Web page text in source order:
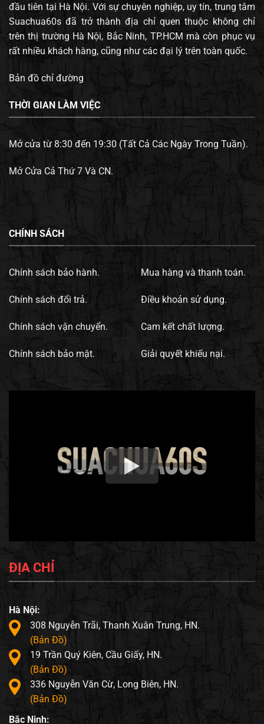
đầu tiên tại Hà Nội. Với sự chuyên nghiệp, uy tín, trung tâm
Suachua60s đã trở thành địa chỉ quen thuộc không chỉ
trên thị trường Hà Nội, Bắc Ninh, TP.HCM mà còn phục vụ
rất nhiều khách hàng, cũng như các đại lý trên toàn quốc.
Bản đồ chỉ đường
THỜI GIAN LÀM VIỆC
Mở cửa từ 8:30 đến 19:30 (Tất Cả Các Ngày Trong Tuần).
Mở Cửa Cả Thứ 7 Và CN.
CHÍNH SÁCH
Chính sách bảo hành.
Chính sách đổi trả.
Chính sách vận chuyển.
Chính sách bảo mật.
Mua hàng và thanh toán.
Điều khoản sử dụng.
Cam kết chất lượng.
Giải quyết khiếu nại.
ĐỊA CHỈ
Hà Nội:
308 Nguyễn Trãi, Thanh Xuân Trung, HN.
(Bản Đồ)
19 Trần Quý Kiên, Cầu Giấy, HN.
(Bản Đồ)
336 Nguyễn Văn Cừ, Long Biên, HN.
(Bản Đồ)
Bắc Ninh: